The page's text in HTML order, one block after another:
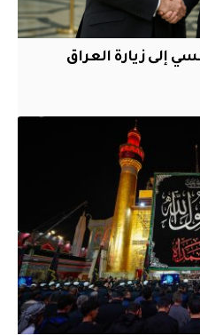
إلى زيارة العراق